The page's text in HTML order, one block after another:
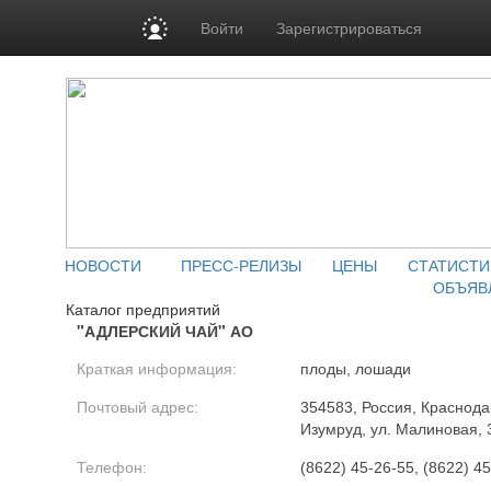
Войти Зарегистрироваться
НОВОСТИ ПРЕСС-РЕЛИЗЫ ЦЕНЫ
Каталог предприятий
"АДЛЕРСКИЙ ЧАЙ" АО
Краткая информация: плоды, лошади
Почтовый адрес:
354583, Россия,
Изумруд, ул. Малиновая,
Телефон: (8622) 45-26-55, (8622)